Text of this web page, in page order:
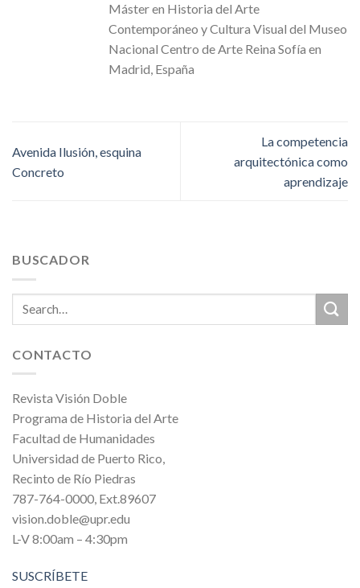
Máster en Historia del Arte
Contemporáneo y Cultura Visual del Museo
Nacional Centro de Arte Reina Sofía en
Madrid, España
Avenida Ilusión, esquina
Concreto
La competencia
arquitectónica como
aprendizaje
BUSCADOR
CONTACTO
Revista Visión Doble
Programa de Historia del Arte
Facultad de Humanidades
Universidad de Puerto Rico,
Recinto de Río Piedras
787-764-0000, Ext.89607
vision.doble@upr.edu
L-V 8:00am – 4:30pm
SUSCRÍBETE